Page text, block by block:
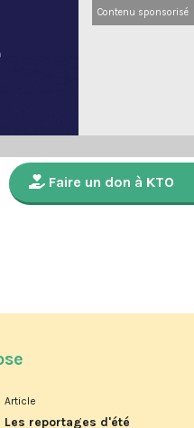
Contenu sponsorisé
Faire un don à KTO
Article
Les reportages d'été